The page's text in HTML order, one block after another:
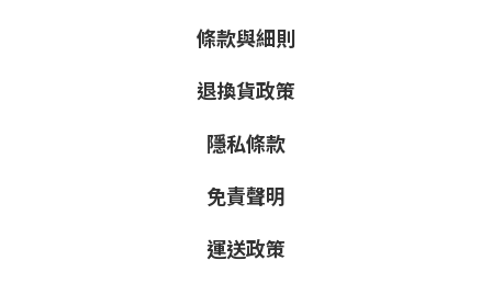
條款與細則
退換貨政策
隱私條款
免責聲明
運送政策